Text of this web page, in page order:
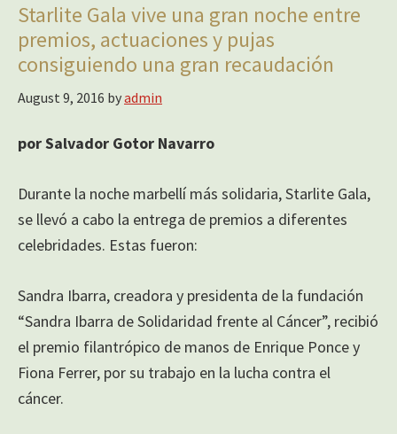
Starlite Gala vive una gran noche entre
premios, actuaciones y pujas
consiguiendo una gran recaudación
August 9, 2016 byadmin
por Salvador Gotor Navarro
Durante la noche marbellí más solidaria, Starlite Gala,
se llevó a cabo la entrega de premios a diferentes
celebridades. Estas fueron:
Sandra Ibarra, creadora y presidenta de la fundación
“Sandra Ibarra de Solidaridad frente al Cáncer”, recibió
el premio filantrópico de manos de Enrique Ponce y
Fiona Ferrer, por su trabajo en la lucha contra el
cáncer.